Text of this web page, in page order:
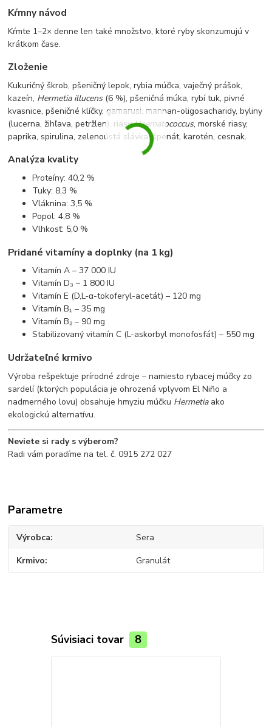
Kŕmny návod
Kŕmte 1–2× denne len také množstvo, ktoré ryby skonzumujú v
krátkom čase.
Zloženie
Kukuričný škrob, pšeničný lepok, rybia múčka, vaječný prášok,
kazeín, Hermetia illucens (6 %), pšeničná múka, rybí tuk, pivné
kvasnice, pšeničné klíčky, gamarusi, mannan-oligosacharidy, byliny
(lucerna, žihľava, petržlen), riasyHaematococcus, morské riasy,
paprika, spirulina, zelenoústá slávka, špenát, karotén, cesnak.
Analýza kvality
Proteíny: 40,2 %
Tuky: 8,3 %
Vláknina: 3,5 %
Popol: 4,8 %
Vlhkosť: 5,0 %
Pridané vitamíny a doplnky (na 1 kg)
Vitamín A – 37 000 IU
Vitamín D₃ – 1 800 IU
Vitamín E (D,L-α-tokoferyl-acetát) – 120 mg
Vitamín B₁ – 35 mg
Vitamín B₂ – 90 mg
Stabilizovaný vitamín C (L-askorbyl monofosfát) – 550 mg
Udržateľné krmivo
Výroba rešpektuje prírodné zdroje – namiesto rybacej múčky zo
sardelí (ktorých populácia je ohrozená vplyvom El Niño a
nadmerného lovu) obsahuje hmyziu múčku Hermetiaako
ekologickú alternatívu.
Neviete si rady s výberom?
Radi vám poradíme na tel. č. 0915 272 027
Parametre
Výrobca Sera
Krmivo Granulát
Súvisiaci tovar 8